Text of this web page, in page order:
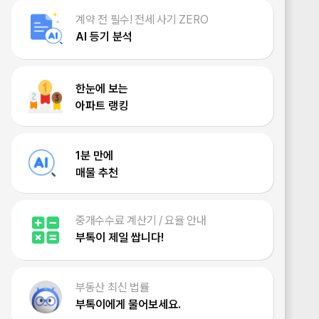
계약 전 필수! 전세 사기 ZERO
AI 등기 분석
한눈에 보는
아파트 랭킹
1분 만에
매물 추천
중개수수료 계산기 / 요율 안내
부톡이 제일 쌉니다!
부동산 최신 법률
부톡이에게 물어보세요.